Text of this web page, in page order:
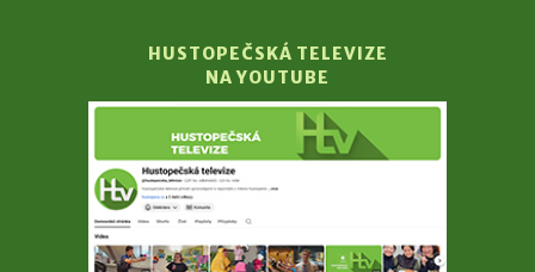
HUSTOPEČSKÁ TELEVIZE
NA YOUTUBE